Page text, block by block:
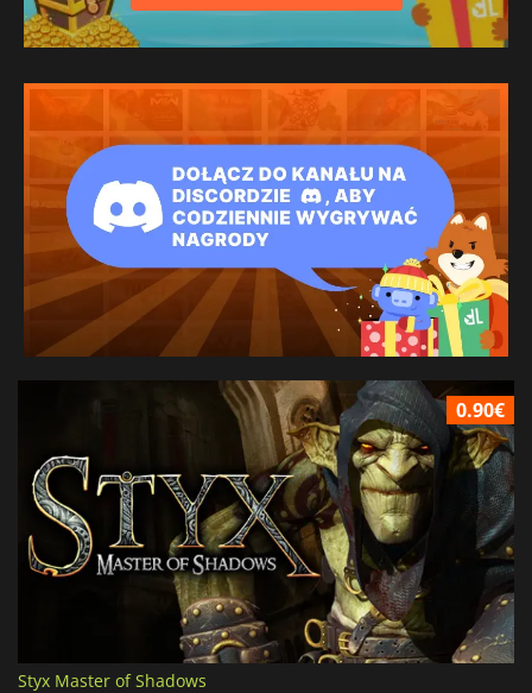
0.90€
Styx Master of Shadows